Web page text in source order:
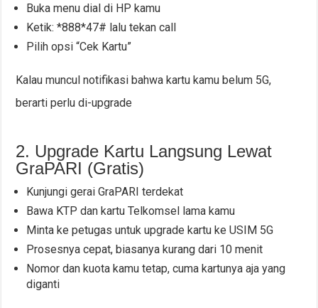
Buka menu dial di HP kamu
Ketik: *888*47# lalu tekan call
Pilih opsi “Cek Kartu”
Kalau muncul notifikasi bahwa kartu kamu belum 5G,
berarti perlu di-upgrade
2. Upgrade Kartu Langsung Lewat
GraPARI (Gratis)
Kunjungi gerai GraPARI terdekat
Bawa KTP dan kartu Telkomsel lama kamu
Minta ke petugas untuk upgrade kartu ke USIM 5G
Prosesnya cepat, biasanya kurang dari 10 menit
Nomor dan kuota kamu tetap, cuma kartunya aja yang
diganti